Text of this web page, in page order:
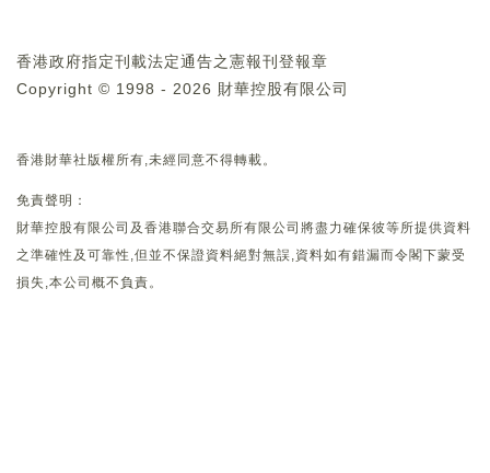
香港政府指定刊載法定通告之憲報刊登報章
Copyright © 1998 - 2026 財華控股有限公司
香港財華社版權所有,未經同意不得轉載。
免責聲明：
財華控股有限公司及香港聯合交易所有限公司將盡力確保彼等所提供資料
之準確性及可靠性,但並不保證資料絕對無誤,資料如有錯漏而令閣下蒙受
損失,本公司概不負責。